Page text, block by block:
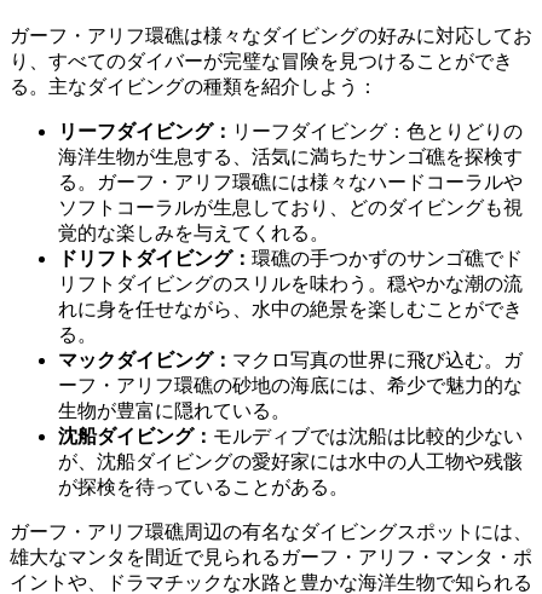
ガーフ・アリフ環礁は様々なダイビングの好みに対応してお
り、すべてのダイバーが完璧な冒険を見つけることができ
る。主なダイビングの種類を紹介しよう：
リーフダイビング： リーフダイビング：色とりどりの
海洋生物が生息する、活気に満ちたサンゴ礁を探検す
る。ガーフ・アリフ環礁には様々なハードコーラルや
ソフトコーラルが生息しており、どのダイビングも視
覚的な楽しみを与えてくれる。
ドリフトダイビング： 環礁の手つかずのサンゴ礁でド
リフトダイビングのスリルを味わう。穏やかな潮の流
れに身を任せながら、水中の絶景を楽しむことができ
る。
マックダイビング： マクロ写真の世界に飛び込む。ガ
ーフ・アリフ環礁の砂地の海底には、希少で魅力的な
生物が豊富に隠れている。
沈船ダイビング： モルディブでは沈船は比較的少ない
が、沈船ダイビングの愛好家には水中の人工物や残骸
が探検を待っていることがある。
ガーフ・アリフ環礁周辺の有名なダイビングスポットには、
雄大なマンタを間近で見られるガーフ・アリフ・マンタ・ポ
イントや、ドラマチックな水路と豊かな海洋生物で知られる